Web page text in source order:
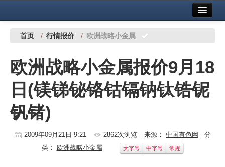
中国有色金属报社主办 广告服务
铜镍铅锌
铝
稀有稀土
有色市场
首页 / 行情报价 / 欧洲战略小金属
欧洲战略小金属报价9月18
日(镁锑铋铬钴镉钠钛锆铌
钒锗)
2009年09月21日 9:21 2862次浏览 来源： 中国有色网
分
类： 欧洲战略小金属 大字号 中字号 常规